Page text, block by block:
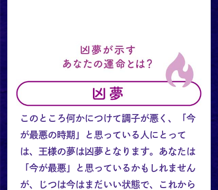
このところ何かにつけて調子が悪く、「今
が最悪の時期」と思っている人にとって
は、王様の夢は凶夢となります。あなたは
「今が最悪」と思っているかもしれません
が、じつは今はまだいい状態で、これから